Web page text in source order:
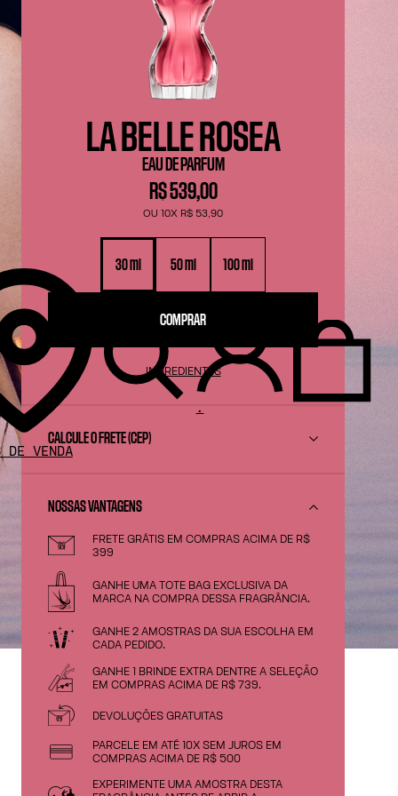
DE VENDA
.
LA BELLE ROSEA
EAU DE PARFUM
R$ 539,00
OU 10X R$ 53,90
30 ml 50 ml 100 ml
COMPRAR
INGREDIENTES
CALCULE O FRETE (CEP)
NOSSAS VANTAGENS
FRETE GRÁTIS EM COMPRAS ACIMA DE R$
399
GANHE UMA TOTE BAG EXCLUSIVA DA
MARCA NA COMPRA DESSA FRAGRÂNCIA.
GANHE 2 AMOSTRAS DA SUA ESCOLHA EM
CADA PEDIDO.
GANHE 1 BRINDE EXTRA DENTRE A SELEÇÃO
EM COMPRAS ACIMA DE R$ 739.
DEVOLUÇÕES GRATUITAS
PARCELE EM ATÉ 10X SEM JUROS EM
COMPRAS ACIMA DE R$ 500
EXPERIMENTE UMA AMOSTRA DESTA